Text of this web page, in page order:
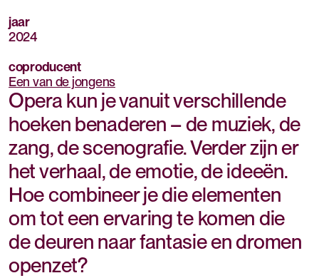
jaar
2024
coproducent
Een van de jongens
Opera kun je vanuit verschillende
hoeken benaderen – de muziek, de
zang, de scenografie. Verder zijn er
het verhaal, de emotie, de ideeën.
Hoe combineer je die elementen
om tot een ervaring te komen die
de deuren naar fantasie en dromen
openzet?